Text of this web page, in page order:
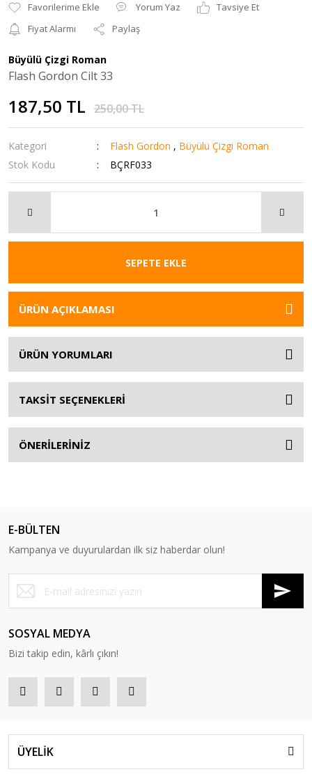
Yorum Yaz
Tavsiye Et
Fiyat Alarmı
Paylaş
Büyülü Çizgi Roman
Flash Gordon Cilt 33
187,50 TL 250,00 TL
Kategori Flash Gordon , Büyülü Çizgi Roman
Stok Kodu
BÇRF033
SEPETE EKLE
ÜRÜN AÇIKLAMASI
ÜRÜN YORUMLARI
TAKSİT SEÇENEKLERİ
ÖNERİLERİNİZ
E-BÜLTEN
Kampanya ve duyurulardan ilk siz haberdar olun!
SOSYAL MEDYA
Bizi takip edin, kârlı çıkın!
ÜYELİK